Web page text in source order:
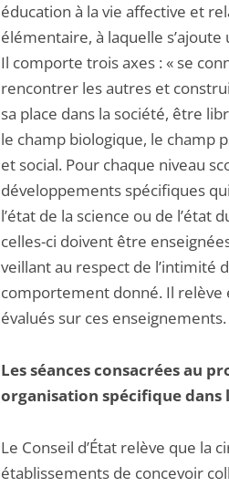
éducation à la vie affective et
élémentaire, à laquelle
Il comporte trois axes : « se
rencontrer les autres et
sa place dans la société, être
le champ biologique, le champ
et social. Pour chaque niveau
développements spécifiques
l’état de la science ou de l’état
celles-ci doivent être
veillant au respect de l’intimité
comportement donné. Il relève
évalués sur ces enseignements.
Les séances consacrées au
organisation spécifique dans
Le Conseil d’État relève que la
établissements de concevoir